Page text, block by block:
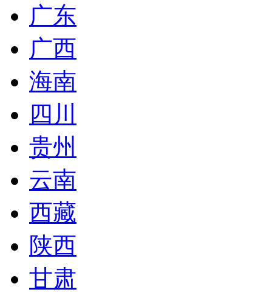
广东
广西
海南
四川
贵州
云南
西藏
陕西
甘肃